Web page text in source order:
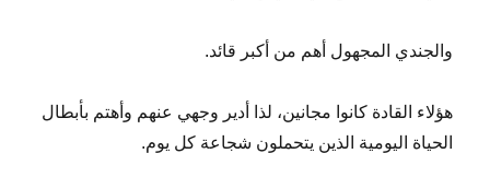
والجندي المجهول أهم من أكبر قائد.
هؤلاء القادة كانوا مجانين، لذا أدير وجهي عنهم وأهتم بأبطال
الحياة اليومية الذين يتحملون شجاعة كل يوم.